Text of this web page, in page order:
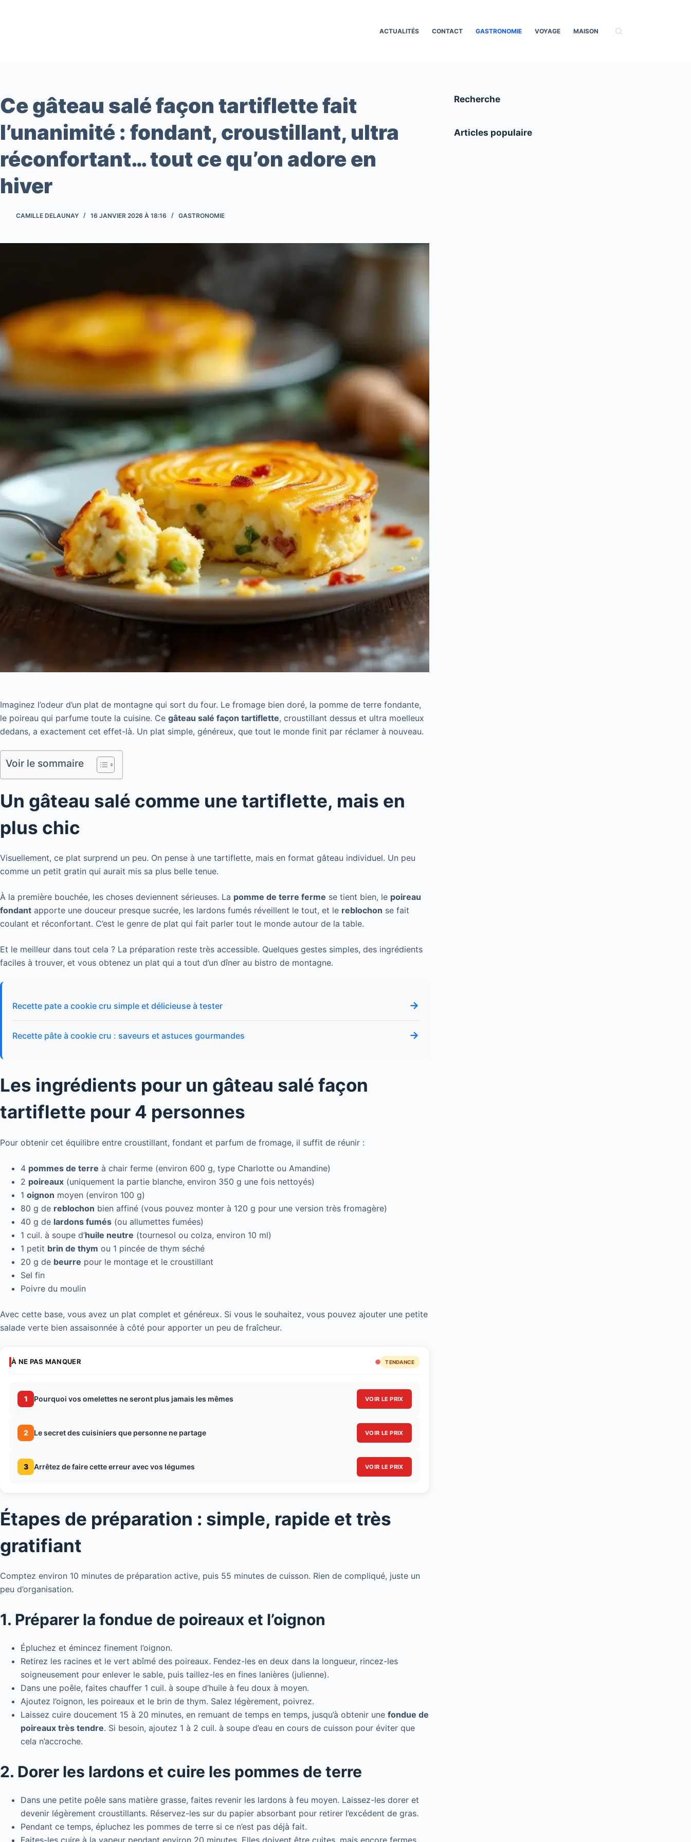
ACTUALITÉS CONTACT GASTRONOMIE VOYAGE MAISON
Ce gâteau salé façon tartiflette fait
l’unanimité : fondant, croustillant, ultra
réconfortant… tout ce qu’on adore en
hiver
CAMILLE DELAUNAY 16 JANVIER 2026 À 18:16 GASTRONOMIE
Imaginez l’odeur d’un plat de montagne qui sort du four. Le fromage bien doré, la pomme de terre fondante,
le poireau qui parfume toute la cuisine. Ce gâteau salé façon tartiflette, croustillant dessus et ultra moelleux
dedans, a exactement cet effet-là. Un plat simple, généreux, que tout le monde finit par réclamer à nouveau.
Voir le sommaire
Un gâteau salé comme une tartiflette, mais en
plus chic
Visuellement, ce plat surprend un peu. On pense à une tartiflette, mais en format gâteau individuel. Un peu
comme un petit gratin qui aurait mis sa plus belle tenue.
À la première bouchée, les choses deviennent sérieuses. La pomme de terre ferme se tient bien, le poireau
fondant apporte une douceur presque sucrée, les lardons fumés réveillent le tout, et le reblochon se fait
coulant et réconfortant. C’est le genre de plat qui fait parler tout le monde autour de la table.
Et le meilleur dans tout cela ? La préparation reste très accessible. Quelques gestes simples, des ingrédients
faciles à trouver, et vous obtenez un plat qui a tout d’un dîner au bistro de montagne.
Recette pate a cookie cru simple et délicieuse à tester →
Recette pâte à cookie cru : saveurs et astuces gourmandes →
Les ingrédients pour un gâteau salé façon
tartiflette pour 4 personnes
Pour obtenir cet équilibre entre croustillant, fondant et parfum de fromage, il suffit de réunir :
4 pommes de terre à chair ferme (environ 600 g, type Charlotte ou Amandine)
2 poireaux (uniquement la partie blanche, environ 350 g une fois nettoyés)
1 oignon moyen (environ 100 g)
80 g de reblochon bien affiné (vous pouvez monter à 120 g pour une version très fromagère)
40 g de lardons fumés (ou allumettes fumées)
1 cuil. à soupe d’huile neutre (tournesol ou colza, environ 10 ml)
1 petit brin de thym ou 1 pincée de thym séché
20 g de beurre pour le montage et le croustillant
Sel fin
Poivre du moulin
Avec cette base, vous avez un plat complet et généreux. Si vous le souhaitez, vous pouvez ajouter une petite
salade verte bien assaisonnée à côté pour apporter un peu de fraîcheur.
À NE PAS MANQUER TENDANCE
1 Pourquoi vos omelettes ne seront plus jamais les mêmes VOIR LE PRIX
2 Le secret des cuisiniers que personne ne partage VOIR LE PRIX
3 Arrêtez de faire cette erreur avec vos légumes VOIR LE PRIX
Étapes de préparation : simple, rapide et très
gratifiant
Comptez environ 10 minutes de préparation active, puis 55 minutes de cuisson. Rien de compliqué, juste un
peu d’organisation.
1. Préparer la fondue de poireaux et l’oignon
Épluchez et émincez finement l’oignon.
Retirez les racines et le vert abîmé des poireaux. Fendez-les en deux dans la longueur, rincez-les
soigneusement pour enlever le sable, puis taillez-les en fines lanières (julienne).
Dans une poêle, faites chauffer 1 cuil. à soupe d’huile à feu doux à moyen.
Ajoutez l’oignon, les poireaux et le brin de thym. Salez légèrement, poivrez.
Laissez cuire doucement 15 à 20 minutes, en remuant de temps en temps, jusqu’à obtenir une fondue de
poireaux très tendre. Si besoin, ajoutez 1 à 2 cuil. à soupe d’eau en cours de cuisson pour éviter que
cela n’accroche.
2. Dorer les lardons et cuire les pommes de terre
Dans une petite poêle sans matière grasse, faites revenir les lardons à feu moyen. Laissez-les dorer et
devenir légèrement croustillants. Réservez-les sur du papier absorbant pour retirer l’excédent de gras.
Pendant ce temps, épluchez les pommes de terre si ce n’est pas déjà fait.
Recherche
Articles populaire